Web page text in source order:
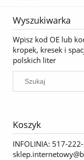
Wyszukiwarka
Wpisz kod OE lub
kropek, kresek i
polskich liter
Koszyk
INFOLINIA: 517-